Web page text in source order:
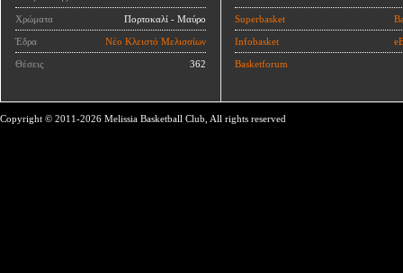
Χρώματα Πορτοκαλί - Μαύρο
Έδρα Νέο Κλειστό Μελισσίων
Θέσεις 362
Superbasket
Infobasket
Basketforum
Copyright © 2011-2026 Melissia Basketball Club, All rights reserved